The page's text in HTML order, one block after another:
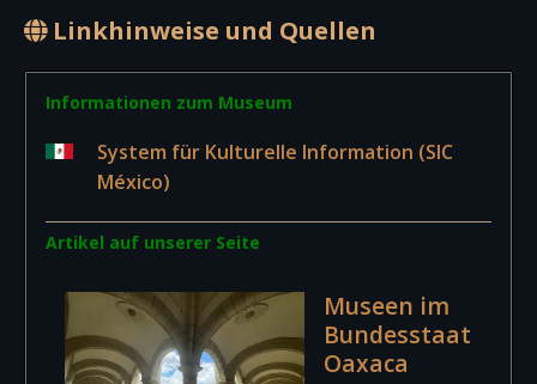
Linkhinweise und Quellen
Informationen zum Museum
System für Kulturelle Information (SIC
México)
Artikel auf unserer Seite
Museen im
Bundesstaat
Oaxaca